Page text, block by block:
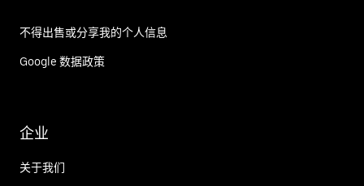
不得出售或分享我的个人信息
Google 数据政策
企业
关于我们